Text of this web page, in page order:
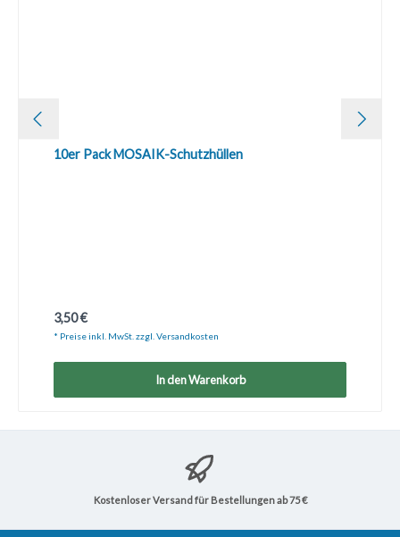
10er Pack MOSAIK-Schutzhüllen
Regulärer Preis:
3,50 €
* Preise inkl. MwSt. zzgl. Versandkosten
In den Warenkorb
Kostenloser Versand für Bestellungen ab 75 €